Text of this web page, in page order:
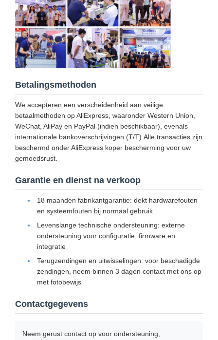
Betalingsmethoden
We accepteren een verscheidenheid aan veilige
betaalmethoden op AliExpress, waaronder Western Union,
WeChat, AliPay en PayPal (indien beschikbaar), evenals
internationale bankoverschrijvingen (T/T).Alle transacties zijn
beschermd onder AliExpress koper bescherming voor uw
gemoedsrust.
Garantie en dienst na verkoop
18 maanden fabrikantgarantie: dekt hardwarefouten
en systeemfouten bij normaal gebruik
Levenslange technische ondersteuning: externe
ondersteuning voor configuratie, firmware en
integratie
Terugzendingen en uitwisselingen: voor beschadigde
zendingen, neem binnen 3 dagen contact met ons op
met fotobewijs
Contactgegevens
Neem gerust contact op voor ondersteuning,